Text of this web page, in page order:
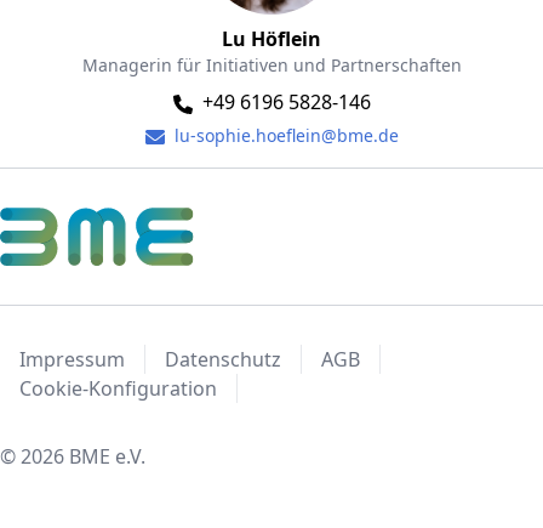
Lu Höflein
Managerin für Initiativen und Partnerschaften
+49 6196 5828-146
lu-sophie.hoeflein@bme.de
Impressum Datenschutz
AGB
Cookie-Konfiguration
© 2026 BME e.V.